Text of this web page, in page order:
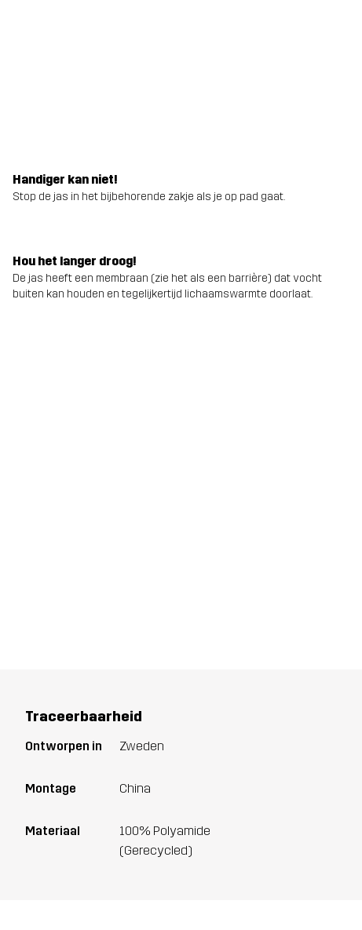
Handiger kan niet!
Stop de jas in het bijbehorende zakje als je op pad gaat.
Hou het langer droog!
De jas heeft een membraan (zie het als een barrière) dat vocht
buiten kan houden en tegelijkertijd lichaamswarmte doorlaat.
Traceerbaarheid
Ontworpen in Zweden
Montage China
Materiaal
100% Polyamide
(Gerecycled)